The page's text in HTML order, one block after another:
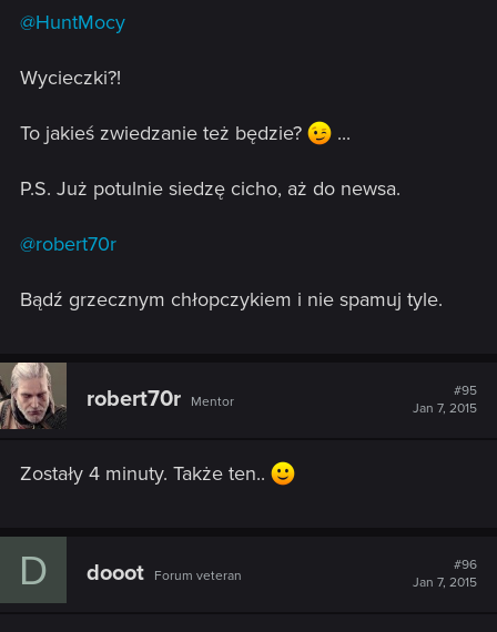
@HuntMocy
Wycieczki?!
To jakieś zwiedzanie też będzie? ...
P.S. Już potulnie siedzę cicho, aż do newsa.
@robert70r
Bądź grzecznym chłopczykiem i nie spamuj tyle.
robert70r Mentor
#95
Jan 7, 2015
Zostały 4 minuty. Także ten..
D dooot Forum veteran
#96
Jan 7, 2015